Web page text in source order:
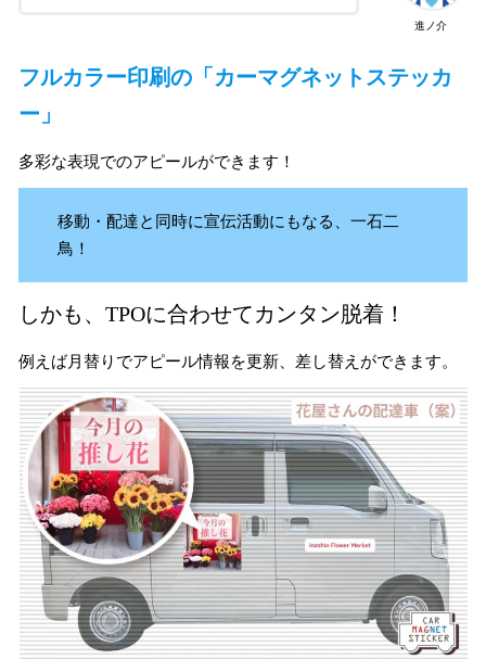
進ノ介
フルカラー印刷の「カーマグネットステッカ
ー」
多彩な表現でのアピールができます！
移動・配達と同時に宣伝活動にもなる、一石二
鳥！
しかも、TPOに合わせてカンタン脱着！
例えば月替りでアピール情報を更新、差し替えができます。